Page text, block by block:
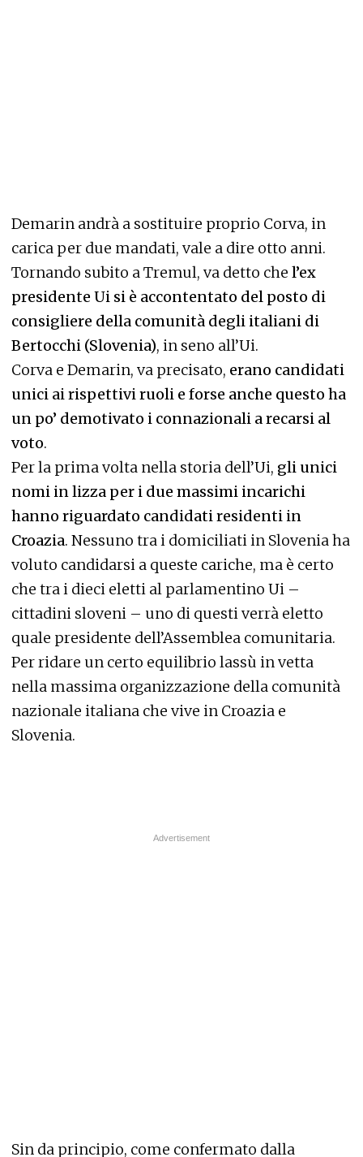
Demarin andrà a sostituire proprio Corva, in
carica per due mandati, vale a dire otto anni.
Tornando subito a Tremul, va detto che l’ex
presidente Ui si è accontentato del posto di
consigliere della comunità degli italiani di
Bertocchi (Slovenia), in seno all’Ui.
Corva e Demarin, va precisato, erano candidati
unici ai rispettivi ruoli e forse anche questo ha
un po’ demotivato i connazionali a recarsi al
voto.
Per la prima volta nella storia dell’Ui, gli unici
nomi in lizza per i due massimi incarichi
hanno riguardato candidati residenti in
Croazia. Nessuno tra i domiciliati in Slovenia ha
voluto candidarsi a queste cariche, ma è certo
che tra i dieci eletti al parlamentino Ui –
cittadini sloveni – uno di questi verrà eletto
quale presidente dell’Assemblea comunitaria.
Per ridare un certo equilibrio lassù in vetta
nella massima organizzazione della comunità
nazionale italiana che vive in Croazia e
Slovenia.
Sin da principio, come confermato dalla